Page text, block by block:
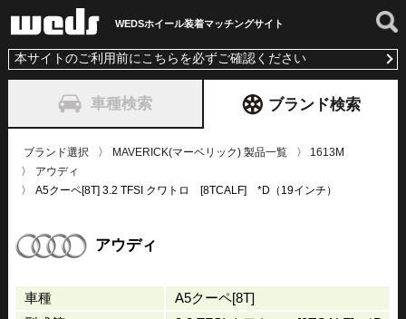
WEDSホイール装着マッチングサイト
本サイトのご利用前にこちらを必ずご確認ください
車種検索 ブランド検索
ブランド選択 MAVERICK(マーベリック) 製品一覧
1613M
アウディ
A5クーペ[8T] 3.2 TFSI クワトロ [8TCALF] *D（19インチ）
アウディ
車種
A5クーペ[8T]